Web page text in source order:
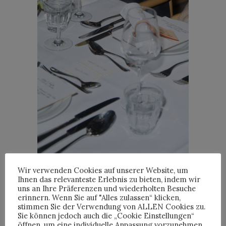
Foto: Robin Kater for Louis Vuitton
Der Modekonzern positioniert sich damit
einmal mehr als kultureller Begleitakteur
Wir verwenden Cookies auf unserer Website, um
Ihnen das relevanteste Erlebnis zu bieten, indem wir
uns an Ihre Präferenzen und wiederholten Besuche
erinnern. Wenn Sie auf "Alles zulassen“ klicken,
stimmen Sie der Verwendung von ALLEN Cookies zu.
Sie können jedoch auch die „Cookie Einstellungen“